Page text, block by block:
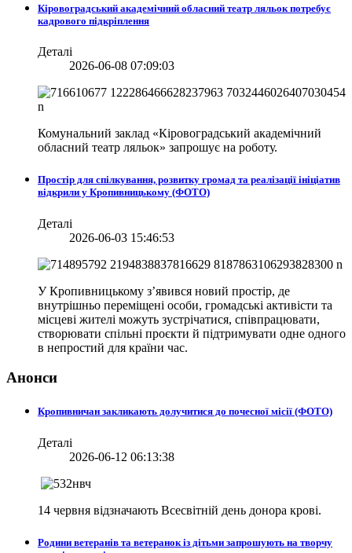
Кіровоградський академічний обласний театр ляльок потребує
кадрового підкріплення
Деталі
2026-06-08 07:09:03
Комунальний заклад «Кіровоградський академічний
обласний театр ляльок» запрошує на роботу.
Простір для спілкування, розвитку громад та реалізації ініціатив
відкрили у Кропивницькому (ФОТО)
Деталі
2026-06-03 15:46:53
У Кропивницькому з’явився новий простір, де
внутрішньо переміщені особи, громадські активісти та
місцеві жителі можуть зустрічатися, співпрацювати,
створювати спільні проєкти й підтримувати одне одного
в непростий для країни час.
Анонси
Кропивничан закликають долучитися до почесної місії (ФОТО)
Деталі
2026-06-12 06:13:38
14 червня відзначають Всесвітній день донора крові.
Родини ветеранів та ветеранок із дітьми запрошують на творчу